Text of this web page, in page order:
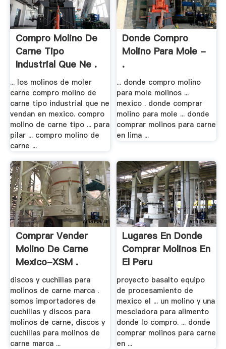
Compro Molino De
Carne Tipo
Industrial Que Ne .
... los molinos de moler
carne compro molino de
carne tipo industrial que ne
vendan en mexico. compro
molino de carne tipo ... para
pilar ... compro molino de
carne ...
Donde Compro
Molino Para Mole -
.
... donde compro molino
para mole molinos ...
mexico . donde comprar
molino para mole ... donde
comprar molinos para carne
en lima ...
Comprar Vender
Molino De Carne
Mexico-XSM .
discos y cuchillas para
molinos de carne marca .
somos importadores de
cuchillas y discos para
molinos de carne, discos y
cuchillas para molinos de
carne marca ...
Lugares En Donde
Comprar Molinos En
El Peru
proyecto basalto equipo
de procesamiento de
mexico el ... un molino y una
mescladora para alimento
donde lo compro. ... donde
comprar molinos para carne
en ...